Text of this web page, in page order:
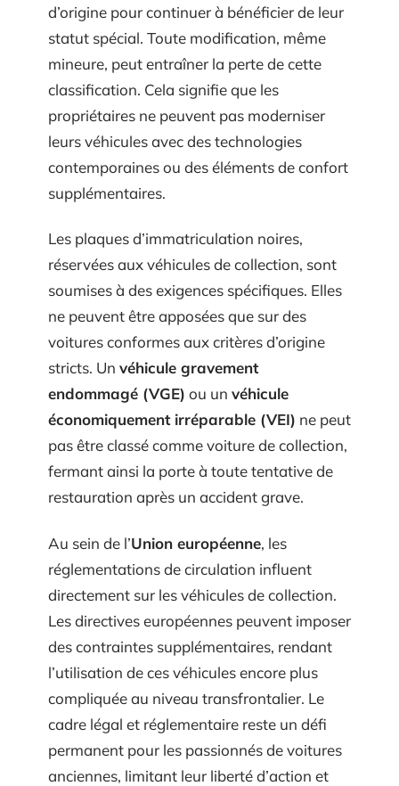
d’origine pour continuer à bénéficier de leur
statut spécial. Toute modification, même
mineure, peut entraîner la perte de cette
classification. Cela signifie que les
propriétaires ne peuvent pas moderniser
leurs véhicules avec des technologies
contemporaines ou des éléments de confort
supplémentaires.
Les plaques d’immatriculation noires,
réservées aux véhicules de collection, sont
soumises à des exigences spécifiques. Elles
ne peuvent être apposées que sur des
voitures conformes aux critères d’origine
stricts. Un véhicule gravement
endommagé (VGE) ou un véhicule
économiquement irréparable (VEI) ne peut
pas être classé comme voiture de collection,
fermant ainsi la porte à toute tentative de
restauration après un accident grave.
Au sein de l’Union européenne, les
réglementations de circulation influent
directement sur les véhicules de collection.
Les directives européennes peuvent imposer
des contraintes supplémentaires, rendant
l’utilisation de ces véhicules encore plus
compliquée au niveau transfrontalier. Le
cadre légal et réglementaire reste un défi
permanent pour les passionnés de voitures
anciennes, limitant leur liberté d’action et